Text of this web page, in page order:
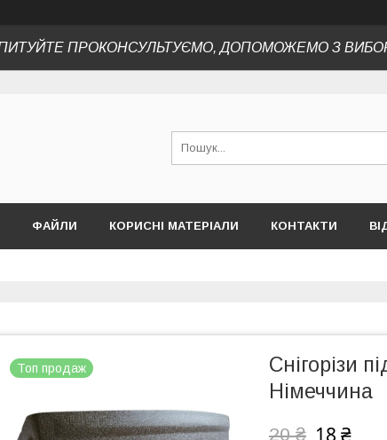
ПРОКОНСУЛЬТУЄМО, ДОПОМОЖЕМО З
ФАЙЛИ КОРИСНІ МАТЕРІАЛИ КОНТАКТИ
Топ продаж
Снігорізи
Німеччина
20 ₴ 18 ₴